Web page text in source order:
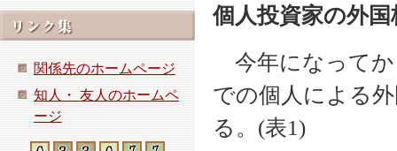
関係先のホームページ
知人・ 友人のホームペ
ージ
個人投資家の外
今年になってか
での個人による
る。(表1)